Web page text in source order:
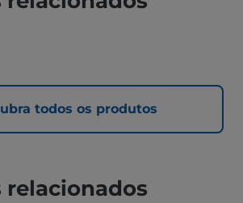
todos os produtos
relacionados